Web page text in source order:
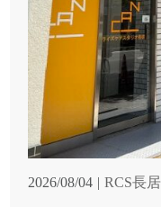
2026/08/04 RCS長居